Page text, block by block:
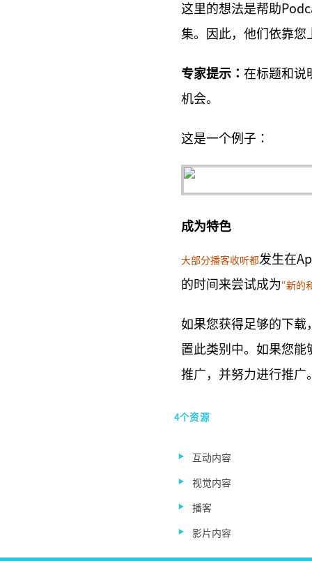
这里的想法是帮助
集。因此，他们依靠您
专家提示： 在标题和说
机会。
这是一个例子：
成为特色
大部分播客收听都发生在
的时间来尝试成为“新的
如果您获得足够的下载
置此类别中。如果您能
推广，并努力进行推广
4个资源
互动内容
视觉内容
播客
影片内容